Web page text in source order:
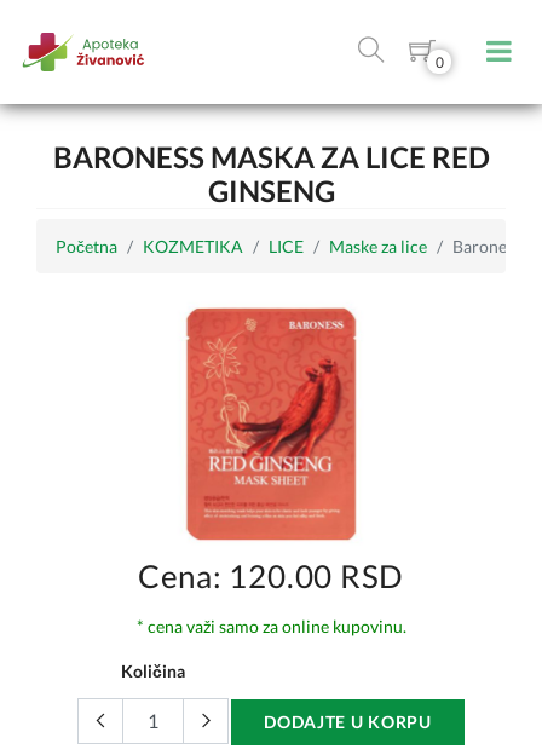
0
BARONESS MASKA ZA LICE RED
GINSENG
Početna KOZMETIKA LICE Maske za lice Baroness
Cena: 120.00 RSD
* cena važi samo za online kupovinu.
Količina
DODAJTE U KORPU